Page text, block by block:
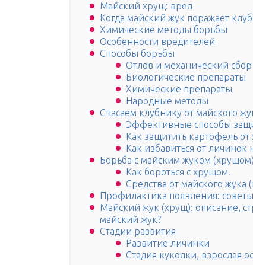
Майский хрущ: вред
Когда майский жук поражает
Химические методы борьбы
Особенности вредителей
Способы борьбы
Отлов и механический сбор
Биологические препараты
Химические препараты
Народные методы
Спасаем клубнику от майского
Эффективные способы
Как защитить картофель от
Как избавиться от
Борьба с майским жуком (хрущом)
Как бороться с хрущом.
Средства от майского жука
Профилактика появления:
Майский жук (хрущ): описание,
майский жук?
Стадии развития
Развитие личинки
Стадия куколки, взрослая